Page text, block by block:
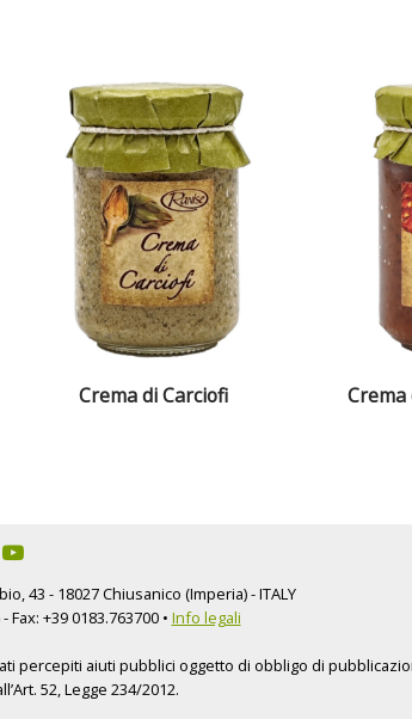
Crema di Carciofi Crema
43 - 18027 Chiusanico (Imperia) - ITALY
Fax: +39 0183.763700 • Info legali
percepiti aiuti pubblici oggetto di obbligo di
52, Legge 234/2012.